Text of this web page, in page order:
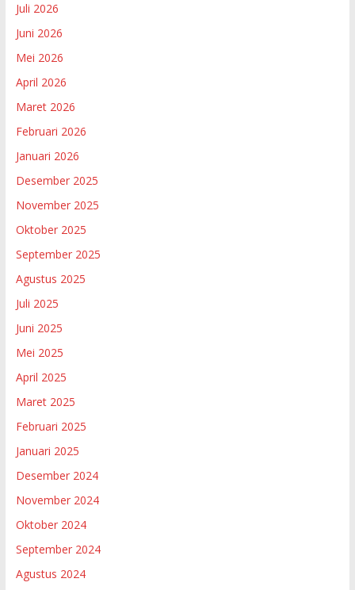
Juli 2026
Juni 2026
Mei 2026
April 2026
Maret 2026
Februari 2026
Januari 2026
Desember 2025
November 2025
Oktober 2025
September 2025
Agustus 2025
Juli 2025
Juni 2025
Mei 2025
April 2025
Maret 2025
Februari 2025
Januari 2025
Desember 2024
November 2024
Oktober 2024
September 2024
Agustus 2024